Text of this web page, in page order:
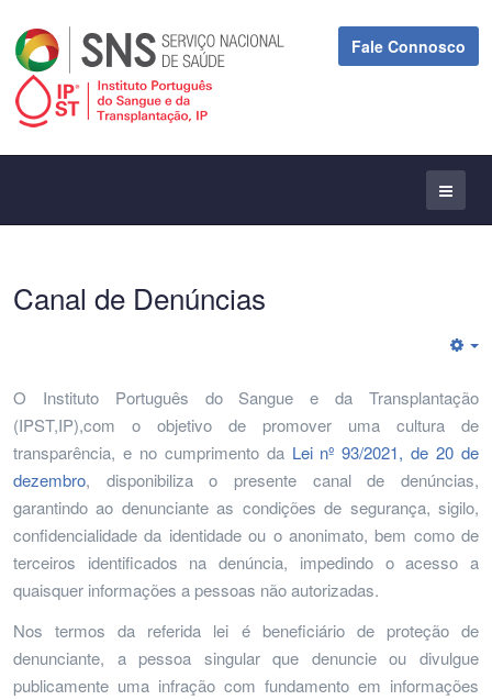
Fale Connosco
Canal de Denúncias
O Instituto Português do Sangue e da Transplantação
(IPST,IP),com o objetivo de promover uma cultura de
transparência, e no cumprimento da Lei nº 93/2021, de 20 de
dezembro, disponibiliza o presente canal de denúncias,
garantindo ao denunciante as condições de segurança, sigilo,
confidencialidade da identidade ou o anonimato, bem como de
terceiros identificados na denúncia, impedindo o acesso a
quaisquer informações a pessoas não autorizadas.
Nos termos da referida lei é beneficiário de proteção de
denunciante, a pessoa singular que denuncie ou divulgue
publicamente uma infração com fundamento em informações